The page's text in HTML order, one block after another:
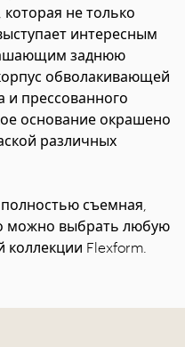
которая не только
интересным
заднюю
обволакивающей
прессованного
основание окрашено
различных
съемная,
можно выбрать любую
Flexform.